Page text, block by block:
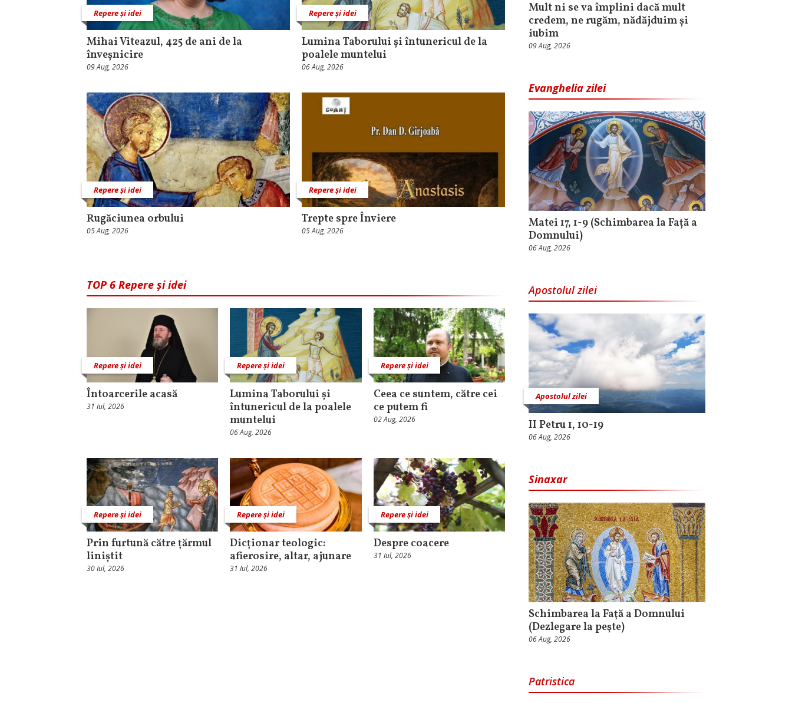
Repere și idei
Mihai Viteazul, 425 de ani de la
înveșnicire
09 Aug, 2026
Repere și idei
Lumina Taborului și întunericul de la
poalele muntelui
06 Aug, 2026
Repere și idei
Rugăciunea orbului
05 Aug, 2026
Repere și idei
Trepte spre Înviere
05 Aug, 2026
TOP 6 Repere și idei
Repere și idei
Întoarcerile acasă
31 Iul, 2026
Repere și idei
Lumina Taborului și
întunericul de la poalele
muntelui
06 Aug, 2026
Repere și idei
Ceea ce suntem, către cei
ce putem fi
02 Aug, 2026
Repere și idei
Prin furtună către țărmul
liniștit
30 Iul, 2026
Repere și idei
Dicționar teologic:
afierosire, altar, ajunare
31 Iul, 2026
Repere și idei
Despre coacere
31 Iul, 2026
Mult ni se va împlini dacă mult
credem, ne rugăm, nădăjduim și
iubim
09 Aug, 2026
Evanghelia zilei
Matei 17, 1-9 (Schimbarea la Față a
Domnului)
06 Aug, 2026
Apostolul zilei
Apostolul zilei
II Petru 1, 10-19
06 Aug, 2026
Sinaxar
Schimbarea la Faţă a Domnului
(Dezlegare la peşte)
06 Aug, 2026
Patristica